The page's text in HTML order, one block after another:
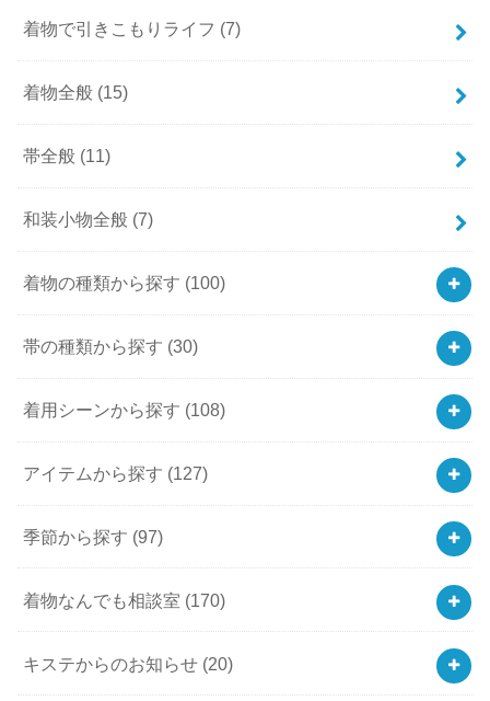
着物で引きこもりライフ (7)
着物全般 (15)
帯全般 (11)
和装小物全般 (7)
着物の種類から探す (100)
帯の種類から探す (30)
着用シーンから探す (108)
アイテムから探す (127)
季節から探す (97)
着物なんでも相談室 (170)
キステからのお知らせ (20)